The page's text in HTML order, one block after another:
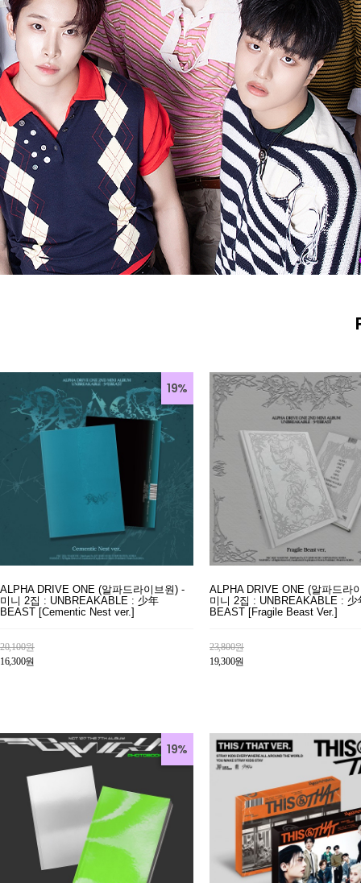
19%
ALPHA DRIVE ONE (알파드라이브원) -
미니 2집 : UNBREAKABLE : 少年
BEAST [Cementic Nest ver.]
20,100원
16,300원
ALPHA DRIVE ONE (알파드라
미니 2집 : UNBREAKABLE : 少
BEAST [Fragile Beast Ver.]
23,800원
19,300원
19%